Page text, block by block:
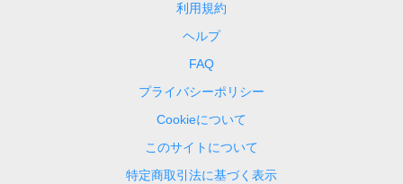
利用規約
ヘルプ
FAQ
プライバシーポリシー
Cookieについて
このサイトについて
特定商取引法に基づく表示